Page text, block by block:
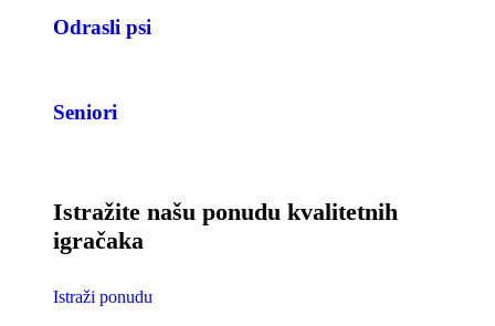
Odrasli psi
Seniori
Istražite našu ponudu kvalitetnih
igračaka
Istraži ponudu